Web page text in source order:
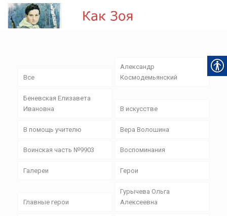
Все
Александр
Космодемьянский
Беневская Елизавета
Ивановна
В искусстве
В помощь учителю Вера Волошина
Воинская часть №9903 Воспоминания
Галереи Герои
Главные герои
Гурычева Ольга
Алексеевна